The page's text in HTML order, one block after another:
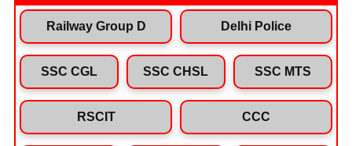
Railway Group D Delhi Police
SSC CGL SSC CHSL SSC MTS
RSCIT CCC